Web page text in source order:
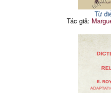
Từ
Tác giả: